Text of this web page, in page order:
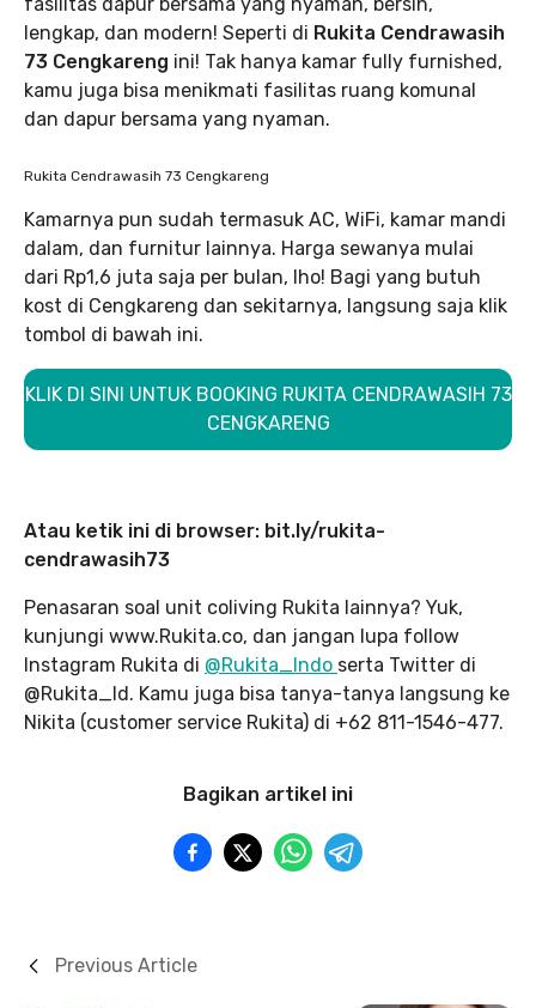
lengkap, dan modern! Seperti di Rukita Cendrawasih
73 Cengkareng ini! Tak hanya kamar fully furnished,
kamu juga bisa menikmati fasilitas ruang komunal
dan dapur bersama yang nyaman.
Rukita Cendrawasih 73 Cengkareng
Kamarnya pun sudah termasuk AC, WiFi, kamar mandi
dalam, dan furnitur lainnya. Harga sewanya mulai
dari Rp1,6 juta saja per bulan, lho! Bagi yang butuh
kost di Cengkareng dan sekitarnya, langsung saja klik
tombol di bawah ini.
KLIK DI SINI UNTUK BOOKING RUKITA CENDRAWASIH 73
CENGKARENG
Atau ketik ini di browser: bit.ly/rukita-
cendrawasih73
Penasaran soal unit coliving Rukita lainnya? Yuk,
kunjungi www.Rukita.co, dan jangan lupa follow
Instagram Rukita di @Rukita_Indo serta Twitter di
@Rukita_Id. Kamu juga bisa tanya-tanya langsung ke
Nikita (customer service Rukita) di +62 811-1546-477.
Bagikan artikel ini
Previous Article